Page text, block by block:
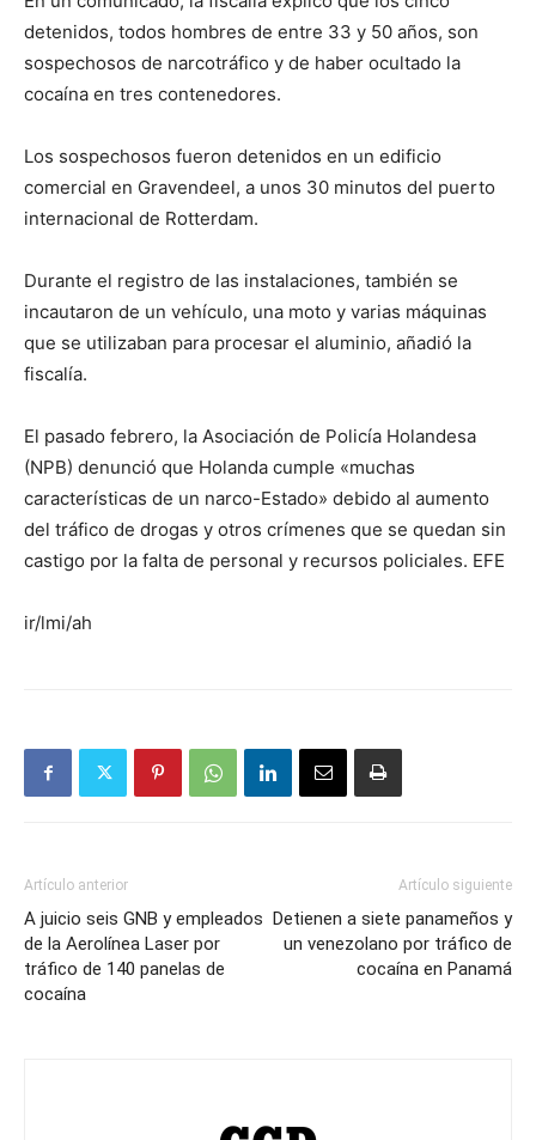
detenidos, todos hombres de entre 33 y 50 años, son
sospechosos de narcotráfico y de haber ocultado la
cocaína en tres contenedores.
Los sospechosos fueron detenidos en un edificio
comercial en Gravendeel, a unos 30 minutos del puerto
internacional de Rotterdam.
Durante el registro de las instalaciones, también se
incautaron de un vehículo, una moto y varias máquinas
que se utilizaban para procesar el aluminio, añadió la
fiscalía.
El pasado febrero, la Asociación de Policía Holandesa
(NPB) denunció que Holanda cumple «muchas
características de un narco-Estado» debido al aumento
del tráfico de drogas y otros crímenes que se quedan sin
castigo por la falta de personal y recursos policiales. EFE
ir/lmi/ah
Artículo anterior
A juicio seis GNB y empleados
de la Aerolínea Laser por
tráfico de 140 panelas de
cocaína
Artículo siguiente
Detienen a siete panameños y
un venezolano por tráfico de
cocaína en Panamá